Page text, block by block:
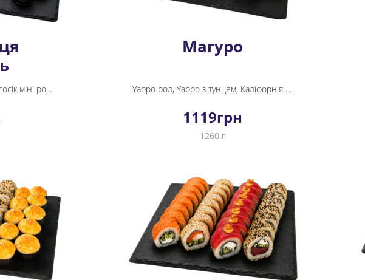
Філадельфія, Три сири, Лососік міні рол, Каліфорнія з тунцем у кунжуті
Магуро
Yappo рол, Yappo з тунцем, Каліфорнія з тунцем, Спайсі Тунець, Філадельфія Спайсі
1119грн
1260 г